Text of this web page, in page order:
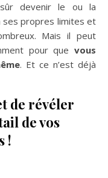
devenir le ou la
ses propres limites et
Mais il peut
pour que vous
. Et ce n’est déjà
de révéler
de vos
!